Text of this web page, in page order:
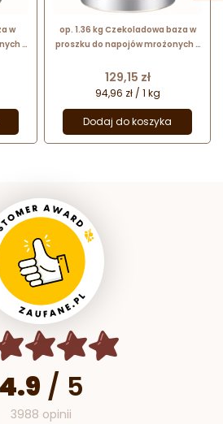
w
-
op. 1.36 kg Czekoladowa baza w
proszku do napojów mrożonych -
Monin
Cena
129,15 zł
94,96 zł / 1 kg
Dodaj do koszyka
4.9 / 5
3988 opinii